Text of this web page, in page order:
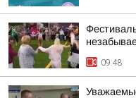
09:48